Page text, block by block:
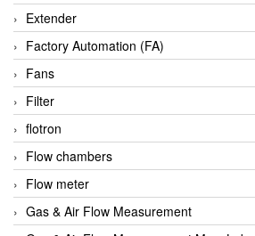
Apex Dynamics Vietnam
Apex Dynamics Vietnam
Apiste
APLISENS VietNam
Apollo Fire
Appleton
AQ Matic
Aqualabo Vietnam
Extender
Factory Automation (FA)
Fans
Filter
flotron
Flow chambers
Flow meter
Gas & Air Flow Measurement